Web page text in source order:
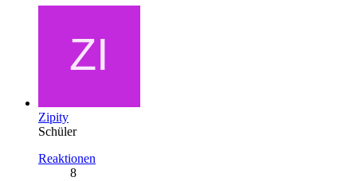
Zipity
Schüler
Reaktionen
8